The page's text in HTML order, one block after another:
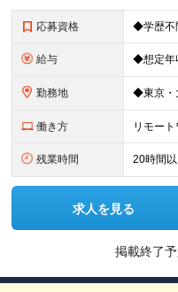
応募資格
給与
勤務地
働き方 リモー
残業時間 20時間
求人を見る
掲載終了予